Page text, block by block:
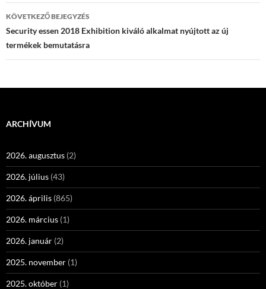
KÖVETKEZŐ BEJEGYZÉS
Security essen 2018 Exhibition kiváló alkalmat nyújtott az új
termékek bemutatásra
ARCHÍVUM
2026. augusztus (2)
2026. július (43)
2026. április (865)
2026. március (1)
2026. január (2)
2025. november (1)
2025. október (1)